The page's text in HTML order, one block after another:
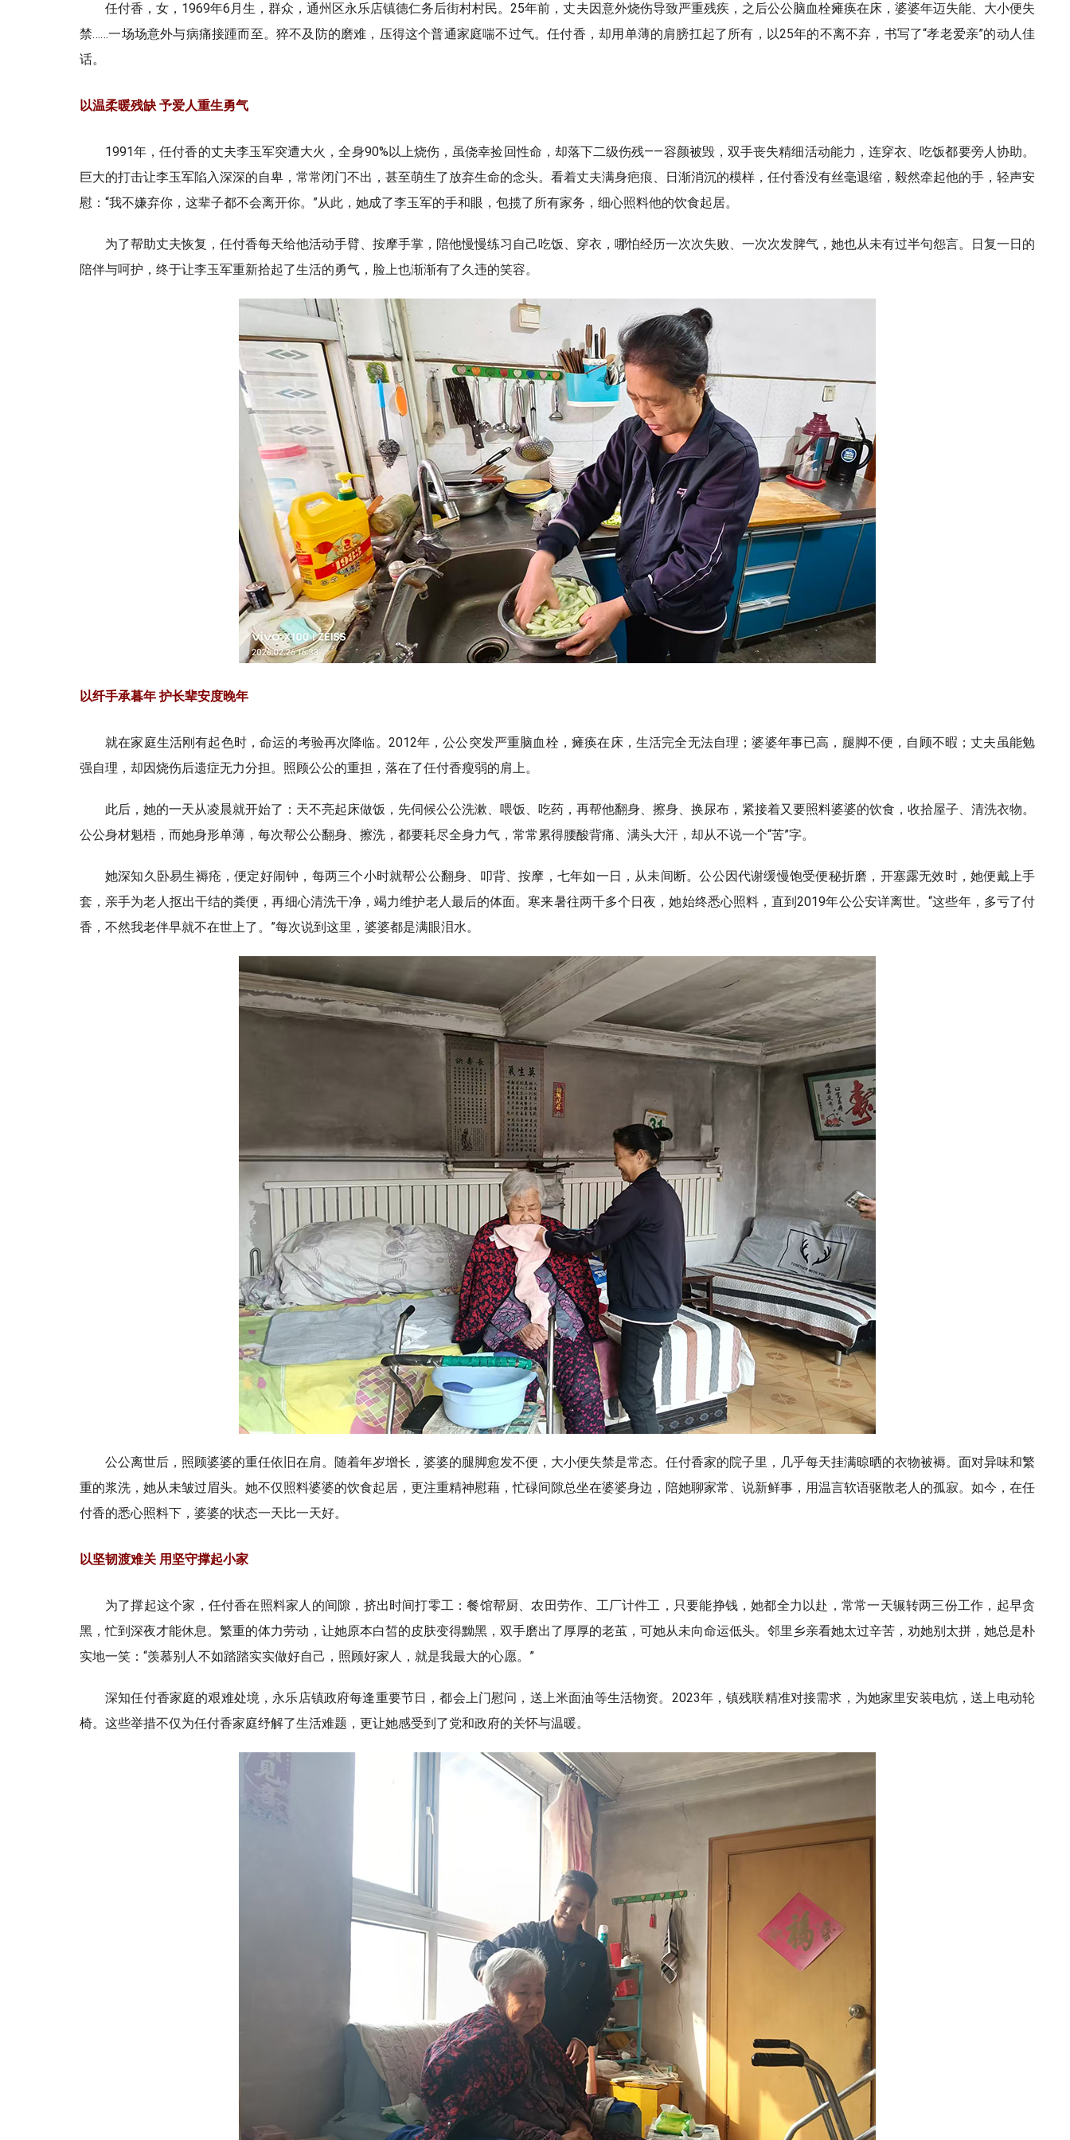
任付香，女，1969年6月生，群众，通州区永乐店镇德仁务后街村村民。25年前，丈夫因意外烧伤导致严重残疾，之后公公脑血栓瘫痪在床，婆婆年迈失能、大小便失
禁……一场场意外与病痛接踵而至。猝不及防的磨难，压得这个普通家庭喘不过气。任付香，却用单薄的肩膀扛起了所有，以25年的不离不弃，书写了“孝老爱亲”的动人佳
话。
以温柔暖残缺 予爱人重生勇气
1991年，任付香的丈夫李玉军突遭大火，全身90%以上烧伤，虽侥幸捡回性命，却落下二级伤残——容颜被毁，双手丧失精细活动能力，连穿衣、吃饭都要旁人协助。
巨大的打击让李玉军陷入深深的自卑，常常闭门不出，甚至萌生了放弃生命的念头。看着丈夫满身疤痕、日渐消沉的模样，任付香没有丝毫退缩，毅然牵起他的手，轻声安
慰：“我不嫌弃你，这辈子都不会离开你。”从此，她成了李玉军的手和眼，包揽了所有家务，细心照料他的饮食起居。
为了帮助丈夫恢复，任付香每天给他活动手臂、按摩手掌，陪他慢慢练习自己吃饭、穿衣，哪怕经历一次次失败、一次次发脾气，她也从未有过半句怨言。日复一日的
陪伴与呵护，终于让李玉军重新拾起了生活的勇气，脸上也渐渐有了久违的笑容。
以纤手承暮年 护长辈安度晚年
就在家庭生活刚有起色时，命运的考验再次降临。2012年，公公突发严重脑血栓，瘫痪在床，生活完全无法自理；婆婆年事已高，腿脚不便，自顾不暇；丈夫虽能勉
强自理，却因烧伤后遗症无力分担。照顾公公的重担，落在了任付香瘦弱的肩上。
此后，她的一天从凌晨就开始了：天不亮起床做饭，先伺候公公洗漱、喂饭、吃药，再帮他翻身、擦身、换尿布，紧接着又要照料婆婆的饮食，收拾屋子、清洗衣物。
公公身材魁梧，而她身形单薄，每次帮公公翻身、擦洗，都要耗尽全身力气，常常累得腰酸背痛、满头大汗，却从不说一个“苦”字。
她深知久卧易生褥疮，便定好闹钟，每两三个小时就帮公公翻身、叩背、按摩，七年如一日，从未间断。公公因代谢缓慢饱受便秘折磨，开塞露无效时，她便戴上手
套，亲手为老人抠出干结的粪便，再细心清洗干净，竭力维护老人最后的体面。寒来暑往两千多个日夜，她始终悉心照料，直到2019年公公安详离世。“这些年，多亏了付
香，不然我老伴早就不在世上了。”每次说到这里，婆婆都是满眼泪水。
公公离世后，照顾婆婆的重任依旧在肩。随着年岁增长，婆婆的腿脚愈发不便，大小便失禁是常态。任付香家的院子里，几乎每天挂满晾晒的衣物被褥。面对异味和繁
重的浆洗，她从未皱过眉头。她不仅照料婆婆的饮食起居，更注重精神慰藉，忙碌间隙总坐在婆婆身边，陪她聊家常、说新鲜事，用温言软语驱散老人的孤寂。如今，在任
付香的悉心照料下，婆婆的状态一天比一天好。
以坚韧渡难关 用坚守撑起小家
为了撑起这个家，任付香在照料家人的间隙，挤出时间打零工：餐馆帮厨、农田劳作、工厂计件工，只要能挣钱，她都全力以赴，常常一天辗转两三份工作，起早贪
黑，忙到深夜才能休息。繁重的体力劳动，让她原本白皙的皮肤变得黝黑，双手磨出了厚厚的老茧，可她从未向命运低头。邻里乡亲看她太过辛苦，劝她别太拼，她总是朴
实地一笑：“羡慕别人不如踏踏实实做好自己，照顾好家人，就是我最大的心愿。”
深知任付香家庭的艰难处境，永乐店镇政府每逢重要节日，都会上门慰问，送上米面油等生活物资。2023年，镇残联精准对接需求，为她家里安装电炕，送上电动轮
椅。这些举措不仅为任付香家庭纾解了生活难题，更让她感受到了党和政府的关怀与温暖。